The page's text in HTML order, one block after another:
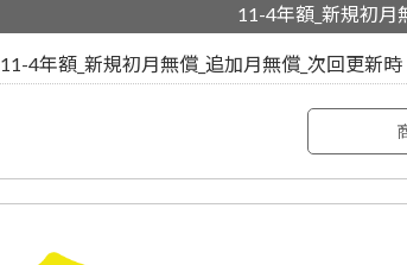
機能多数
11-4年額_新規初月
11-4年額_新規初月無償_追加月無償_次回更新時